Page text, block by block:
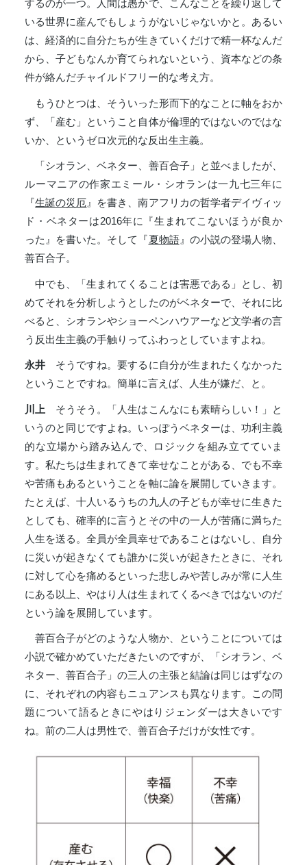
するのが一つ。人間は愚かで、こんなことを繰り返して
いる世界に産んでもしょうがないじゃないかと。あるい
は、経済的に自分たちが生きていくだけで精一杯なんだ
から、子どもなんか育てられないという、資本などの条
件が絡んだチャイルドフリー的な考え方。
もうひとつは、そういった形而下的なことに軸をおか
ず、「産む」ということ自体が倫理的ではないのではな
いか、というゼロ次元的な反出生主義。
「シオラン、ベネター、善百合子」と並べましたが、
ルーマニアの作家エミール・シオランは一九七三年に
『生誕の災厄 』を書き、南アフリカの哲学者デイヴィッ
ド・ベネターは2016年に『生まれてこないほうが良か
った』を書いた。そして『夏物語』の小説の登場人物、
善百合子。
中でも、「生まれてくることは害悪である」とし、初
めてそれを分析しようとしたのがベネターで、それに比
べると、シオランやショーペンハウアーなど文学者の言
う反出生主義の手触りってふわっとしていますよね。
永井 そうですね。要するに自分が生まれたくなかった
ということですね。簡単に言えば、人生が嫌だ、と。
川上 そうそう。「人生はこんなにも素晴らしい！」と
いうのと同じですよね。いっぽうベネターは、功利主義
的な立場から踏み込んで、ロジックを組み立てていま
す。私たちは生まれてきて幸せなことがある、でも不幸
や苦痛もあるということを軸に論を展開していきます。
たとえば、十人いるうちの九人の子どもが幸せに生きた
としても、確率的に言うとその中の一人が苦痛に満ちた
人生を送る。全員が全員幸せであることはないし、自分
に災いが起きなくても誰かに災いが起きたときに、それ
に対して心を痛めるといった悲しみや苦しみが常に人生
にある以上、やはり人は生まれてくるべきではないのだ
という論を展開しています。
善百合子がどのような人物か、ということについては
小説で確かめていただきたいのですが、「シオラン、ベ
ネター、善百合子」の三人の主張と結論は同じはずなの
に、それぞれの内容もニュアンスも異なります。この問
題について語るときにやはりジェンダーは大きいです
ね。前の二人は男性で、善百合子だけが女性です。